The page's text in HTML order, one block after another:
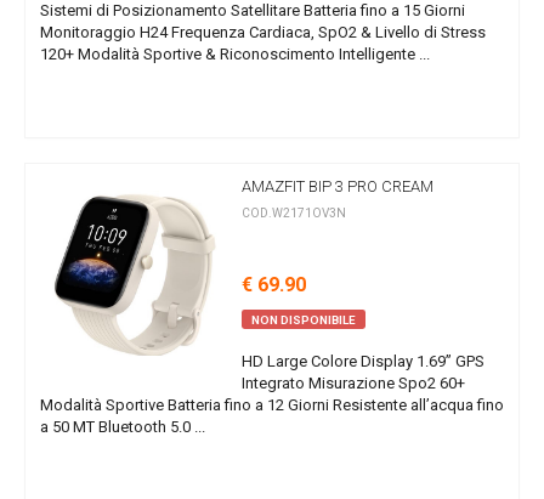
Sistemi di Posizionamento Satellitare Batteria fino a 15 Giorni
Monitoraggio H24 Frequenza Cardiaca, SpO2 & Livello di Stress
120+ Modalità Sportive & Riconoscimento Intelligente ...
AMAZFIT BIP 3 PRO CREAM
COD.W2171OV3N
€ 69.90
NON DISPONIBILE
HD Large Colore Display 1.69” GPS
Integrato Misurazione Spo2 60+
Modalità Sportive Batteria fino a 12 Giorni Resistente all’acqua fino
a 50 MT Bluetooth 5.0 ...